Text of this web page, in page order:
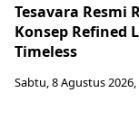
Tesavara Resmi
Konsep Refined
Timeless
Sabtu, 8 Agustus 2026,